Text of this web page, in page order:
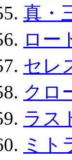
真・
ロー
セレ
クロ
ラス
ミト